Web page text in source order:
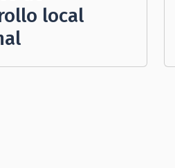
local